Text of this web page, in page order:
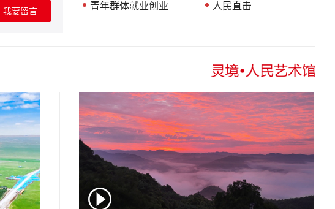
我要留言 青年群体就业创业 人民直击